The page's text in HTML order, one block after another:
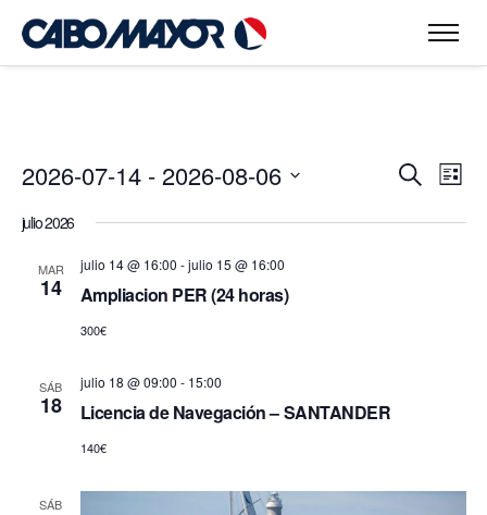
N
BUSCAR
N
v
LISTA
2026-07-14 - 2026-08-06
fecha.
julio 2026
MAR
14
julio 14 @ 16:00 -julio 15 @ 16:00
Ampliacion PER (24 horas)
300€
SÁB
18
julio 18 @ 09:00 - 15:00
Licencia de Navegación – SANTANDER
140€
SÁB